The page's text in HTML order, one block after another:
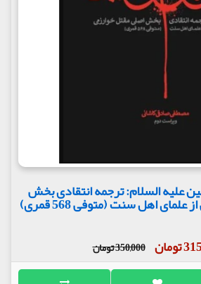
السلام: ترجمه انتقادی بخش
اهل سنت (متوفی 568 قمری)
350,000 تومان